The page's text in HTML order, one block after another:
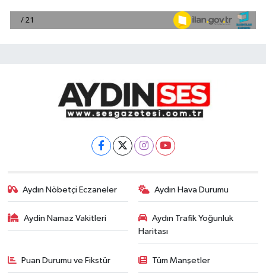
Aydın Nöbetçi Eczaneler Aydın Hava Durumu
Aydin Namaz Vakitleri
Aydın Trafik Yoğunluk
Haritası
Puan Durumu ve Fikstür Tüm Manşetler